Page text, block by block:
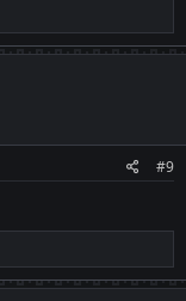
#9